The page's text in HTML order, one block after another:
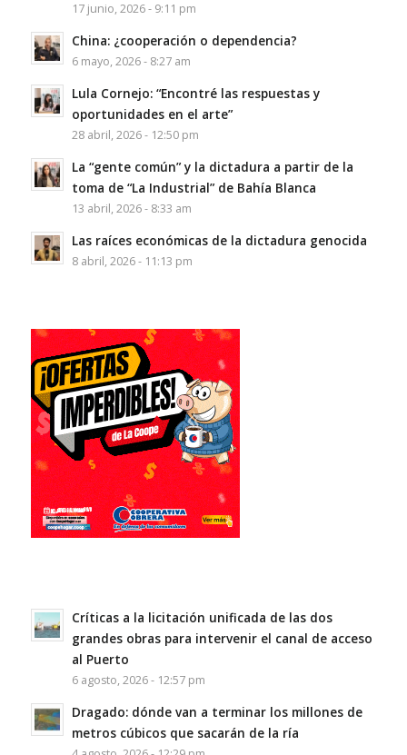
17 junio, 2026 - 9:11 pm
China: ¿cooperación o dependencia?
6 mayo, 2026 - 8:27 am
Lula Cornejo: “Encontré las respuestas y
oportunidades en el arte”
28 abril, 2026 - 12:50 pm
La “gente común” y la dictadura a partir de la
toma de “La Industrial” de Bahía Blanca
13 abril, 2026 - 8:33 am
Las raíces económicas de la dictadura genocida
8 abril, 2026 - 11:13 pm
Críticas a la licitación unificada de las dos
grandes obras para intervenir el canal de acceso
al Puerto
6 agosto, 2026 - 12:57 pm
Dragado: dónde van a terminar los millones de
metros cúbicos que sacarán de la ría